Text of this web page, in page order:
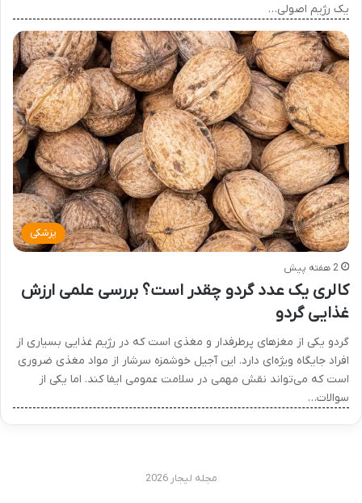
یک رژیم اصولی…
پزشکی
2 هفته پیش
کالری یک عدد گردو چقدر است؟ بررسی علمی ارزش
غذایی گردو
گردو یکی از مغزهای پرطرفدار و مغذی است که در رژیم غذایی بسیاری از
افراد جایگاه ویژه‌ای دارد. این آجیل خوشمزه سرشار از مواد مغذی ضروری
است که می‌تواند نقش مهمی در سلامت عمومی ایفا کند. اما یکی از
سوالات…
مجله لیجار 2026